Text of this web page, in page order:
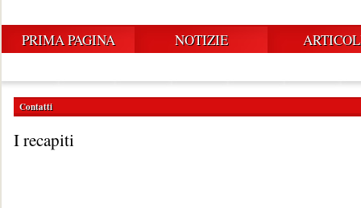
PRIMA PAGINA NOTIZIE
Contatti
I recapiti